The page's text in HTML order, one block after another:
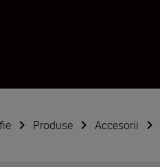
Produse Accesorii